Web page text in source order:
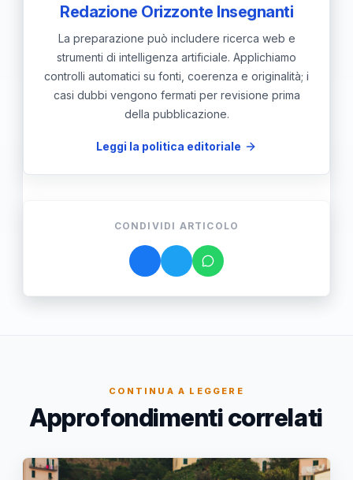
Redazione Orizzonte Insegnanti
La preparazione può includere ricerca web e
strumenti di intelligenza artificiale. Applichiamo
controlli automatici su fonti, coerenza e originalità; i
casi dubbi vengono fermati per revisione prima
della pubblicazione.
Leggi la politica editoriale
CONDIVIDI ARTICOLO
CONTINUA A LEGGERE
Approfondimenti correlati